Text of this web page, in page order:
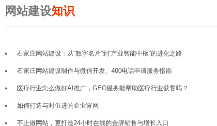
网站建设知识
石家庄网站建设：从“数字名片”到“产业智能中枢”的进化之路
石家庄网站建设制作与微信开发、400电话申请服务指南
医疗行业怎么做好AI推广，GEO服务能帮助医疗行业获客吗？
如何打造与时俱进的企业官网
不止做网站，更打造24小时在线的金牌销售与增长入口